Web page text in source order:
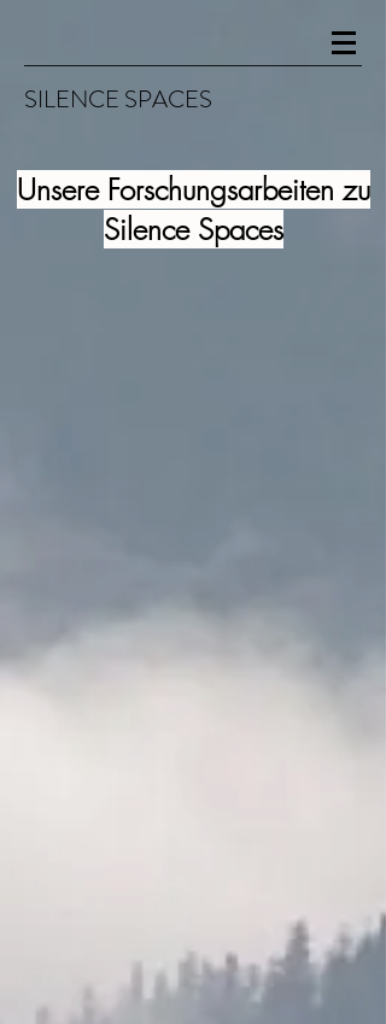
SILENCE SPACES
Unsere Forschungsarbeiten zu
Silence Spaces